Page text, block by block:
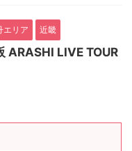
エリア 近畿
ARASHI LIVE TOUR